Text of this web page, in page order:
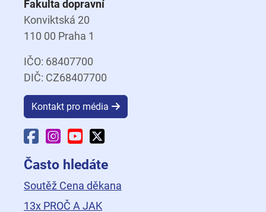
Fakulta dopravní
Konviktská 20
110 00 Praha 1
IČO: 68407700
DIČ: CZ68407700
Kontakt pro média
Facebook Fakulty dopravní
Instagram Fakulty dopravní
YouTube Fakulty dopravní
Často hledáte
Soutěž Cena děkana
13x PROČ A JAK